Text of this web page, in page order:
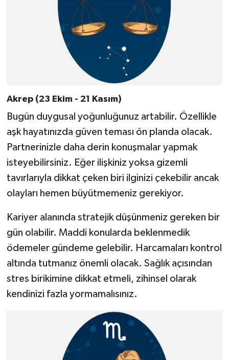
Akrep (23 Ekim - 21 Kasım)
Bugün duygusal yoğunluğunuz artabilir. Özellikle
aşk hayatınızda güven teması ön planda olacak.
Partnerinizle daha derin konuşmalar yapmak
isteyebilirsiniz. Eğer ilişkiniz yoksa gizemli
tavırlarıyla dikkat çeken biri ilginizi çekebilir ancak
olayları hemen büyütmemeniz gerekiyor.
Kariyer alanında stratejik düşünmeniz gereken bir
gün olabilir. Maddi konularda beklenmedik
ödemeler gündeme gelebilir. Harcamaları kontrol
altında tutmanız önemli olacak. Sağlık açısından
stres birikimine dikkat etmeli, zihinsel olarak
kendinizi fazla yormamalısınız.